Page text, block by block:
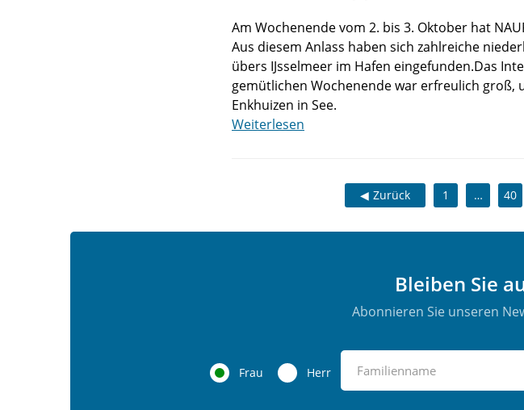
Am Wochenende vom 2. bis 3. Oktober hat
Aus diesem Anlass haben sich zahlreiche
übers IJsselmeer im Hafen eingefunden.Das
gemütlichen Wochenende war erfreulich groß,
Enkhuizen in See.
Weiterlesen
Zurück 1 … 40
Bleiben Sie
Abonnieren Sie unseren
Frau Herr